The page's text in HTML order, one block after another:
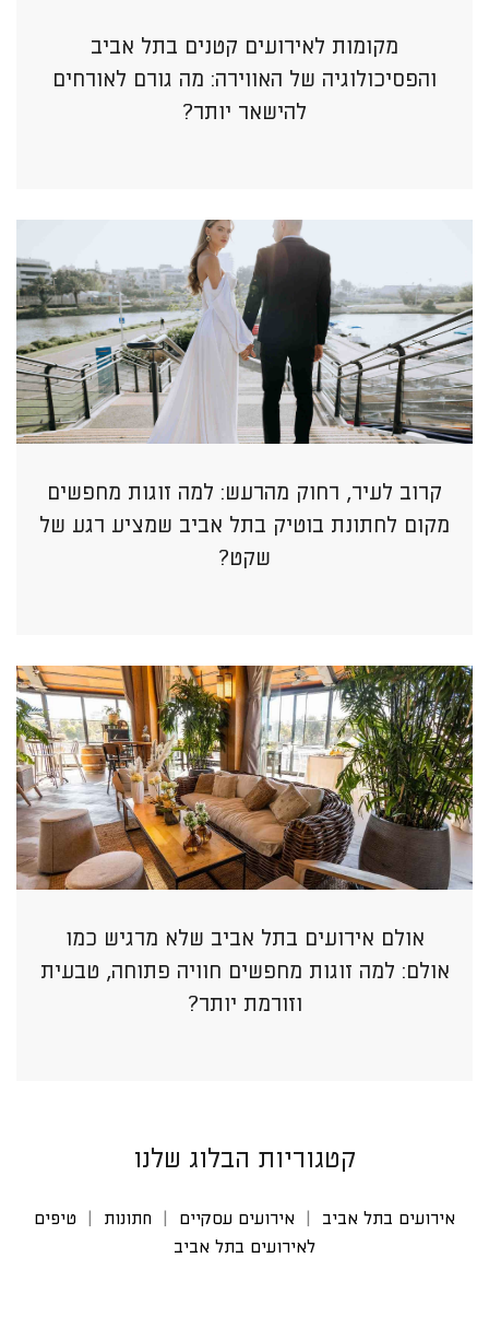
מקומות לאירועים קטנים בתל אביב
והפסיכולוגיה של האווירה: מה גורם לאורחים
להישאר יותר?
קרוב לעיר, רחוק מהרעש: למה זוגות מחפשים
מקום לחתונת בוטיק בתל אביב שמציע רגע של
שקט?
אולם אירועים בתל אביב שלא מרגיש כמו
אולם: למה זוגות מחפשים חוויה פתוחה, טבעית
וזורמת יותר?
קטגוריות הבלוג שלנו
אירועים בתל אביב אירועים עסקיים חתונות
טיפים
לאירועים בתל אביב